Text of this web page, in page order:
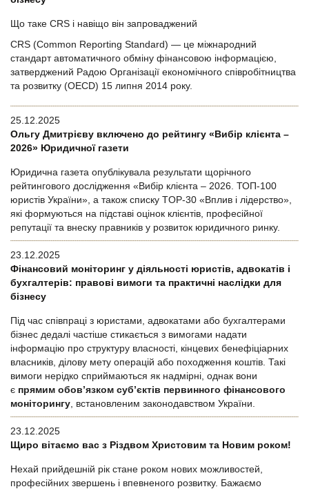
Що таке CRS і навіщо він запроваджений
CRS (Common Reporting Standard) — це міжнародний
стандарт автоматичного обміну фінансовою інформацією,
затверджений Радою Організації економічного співробітництва
та розвитку (OECD) 15 липня 2014 року.
25.12.2025
Ольгу Дмитрієву включено до рейтингу «Вибір клієнта –
2026» Юридичної газети
Юридична газета опублікувала результати щорічного
рейтингового дослідження «Вибір клієнта – 2026. ТОП-100
юристів України», а також списку TOP-30 «Вплив і лідерство»,
які формуються на підставі оцінок клієнтів, професійної
репутації та внеску правників у розвиток юридичного ринку.
23.12.2025
Фінансовий моніторинг у діяльності юристів, адвокатів і
бухгалтерів: правові вимоги та практичні наслідки для
бізнесу
Під час співпраці з юристами, адвокатами або бухгалтерами
бізнес дедалі частіше стикається з вимогами надати
інформацію про структуру власності, кінцевих бенефіціарних
власників, ділову мету операцій або походження коштів. Такі
вимоги нерідко сприймаються як надмірні, однак вони
є прямим обов’язком суб’єктів первинного фінансового
моніторингу , встановленим законодавством України.
23.12.2025
Щиро вітаємо вас з Різдвом Христовим та Новим роком!
Нехай прийдешній рік стане роком нових можливостей,
професійних звершень і впевненого розвитку. Бажаємо